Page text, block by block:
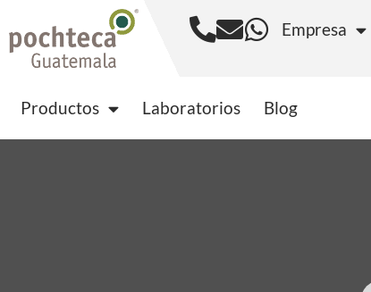
Empresa
Productos Laboratorios Blog